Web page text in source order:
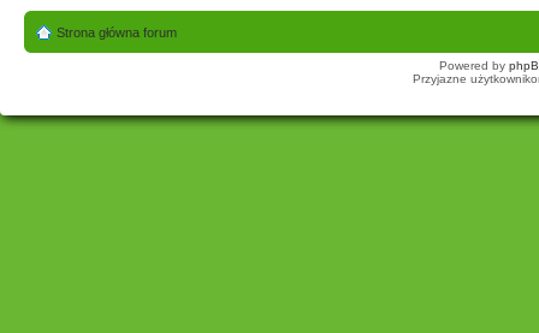
Strona główna forum
Powered by
Przyjazne